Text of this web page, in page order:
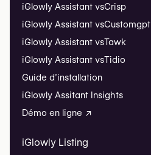
iGlowly Assistant vsCrisp
iGlowly Assistant vsCustomgpt
iGlowly Assistant vsTawk
iGlowly Assistant vsTidio
Guide d’installation
iGlowly Assitant Insights
Démo en ligne ↗
iGlowly Listing